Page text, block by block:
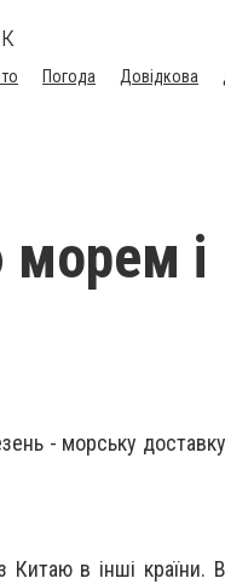
Погода Довідкова
і
- морську
в інші країни.